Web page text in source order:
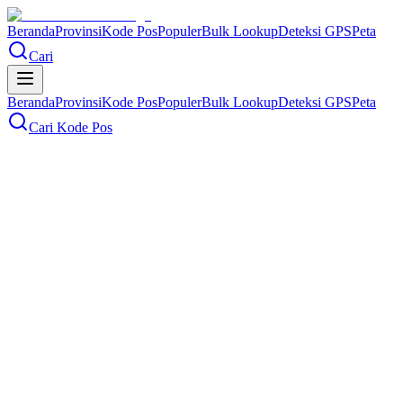
BerandaProvinsiKode PosPopulerBulk LookupDeteksi GPSPeta
Cari
BerandaProvinsiKode PosPopulerBulk LookupDeteksi GPSPeta
Cari Kode Pos